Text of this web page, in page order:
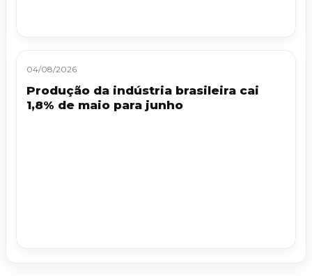
04/08/2026
Produção da indústria brasileira cai
1,8% de maio para junho